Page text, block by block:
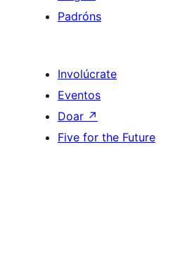
Padróns
Involúcrate
Eventos
Doar ↗
Five for the Future